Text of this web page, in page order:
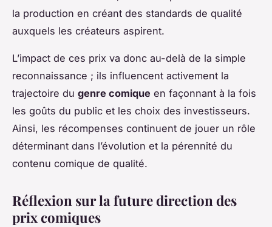
la production en créant des standards de qualité
auxquels les créateurs aspirent.
L’impact de ces prix va donc au-delà de la simple
reconnaissance ; ils influencent activement la
trajectoire du genre comique en façonnant à la fois
les goûts du public et les choix des investisseurs.
Ainsi, les récompenses continuent de jouer un rôle
déterminant dans l’évolution et la pérennité du
contenu comique de qualité.
Réflexion sur la future direction des
prix comiques